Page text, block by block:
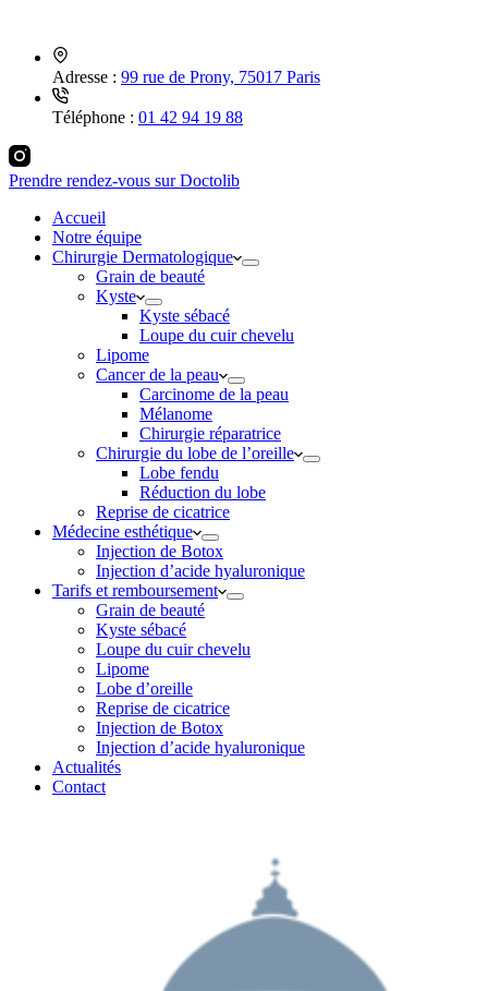
Adresse : 99 rue de Prony, 75017 Paris
Téléphone : 01 42 94 19 88
Prendre rendez-vous sur Doctolib
Accueil
Notre équipe
Chirurgie Dermatologique
Grain de beauté
Kyste
Kyste sébacé
Loupe du cuir chevelu
Lipome
Cancer de la peau
Carcinome de la peau
Mélanome
Chirurgie réparatrice
Chirurgie du lobe de l’oreille
Lobe fendu
Réduction du lobe
Reprise de cicatrice
Médecine esthétique
Injection de Botox
Injection d’acide hyaluronique
Tarifs et remboursement
Grain de beauté
Kyste sébacé
Loupe du cuir chevelu
Lipome
Lobe d’oreille
Reprise de cicatrice
Injection de Botox
Injection d’acide hyaluronique
Actualités
Contact